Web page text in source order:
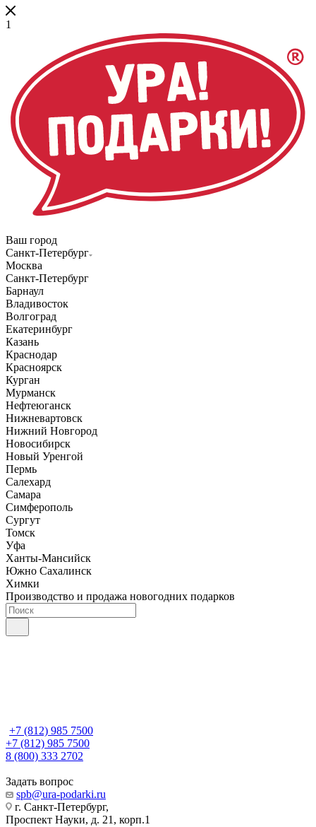
1
Ваш город
Санкт-Петербург
Москва
Санкт-Петербург
Барнаул
Владивосток
Волгоград
Екатеринбург
Казань
Краснодар
Красноярск
Курган
Мурманск
Нефтеюганск
Нижневартовск
Нижний Новгород
Новосибирск
Новый Уренгой
Пермь
Салехард
Самара
Симферополь
Сургут
Томск
Уфа
Ханты-Мансийск
Южно Сахалинск
Химки
Производство и продажа новогодних подарков
+7 (812) 985 7500
+7 (812) 985 7500
8 (800) 333 2702
Задать вопрос
spb@ura-podarki.ru
г. Санкт-Петербург,
Проспект Науки, д. 21, корп.1